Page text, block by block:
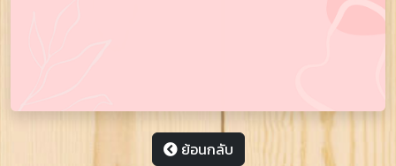
ย้อนกลับ